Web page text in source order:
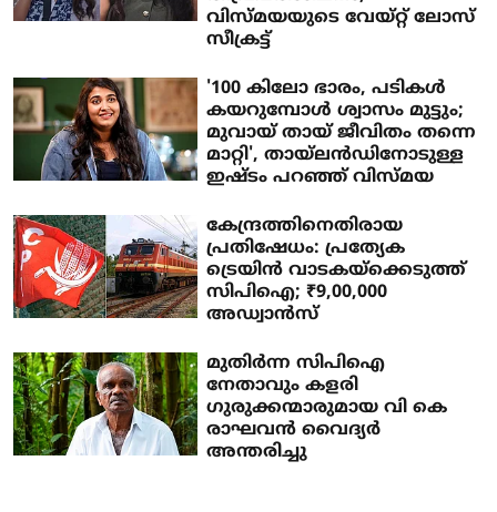
വിസ്മയയുടെ വേയ്റ്റ് ലോസ്
സീക്രട്ട്
'100 കിലോ ഭാരം, പടികൾ
കയറുമ്പോൾ ശ്വാസം മുട്ടും;
മുവായ് തായ് ജീവിതം തന്നെ
മാറ്റി', തായ്‌ലൻഡിനോടുള്ള
ഇഷ്ടം പറഞ്ഞ് വിസ്മയ
കേന്ദ്രത്തിനെതിരായ
പ്രതിഷേധം: പ്രത്യേക
ട്രെയിന്‍ വാടകയ്ക്കെടുത്ത്
സിപിഐ; ₹9,00,000
അഡ്വാന്‍സ്
മുതിർന്ന സിപിഐ
നേതാവും കളരി
ഗുരുക്കന്മാരുമായ വി കെ
രാഘവൻ വൈദ്യർ
അന്തരിച്ചു